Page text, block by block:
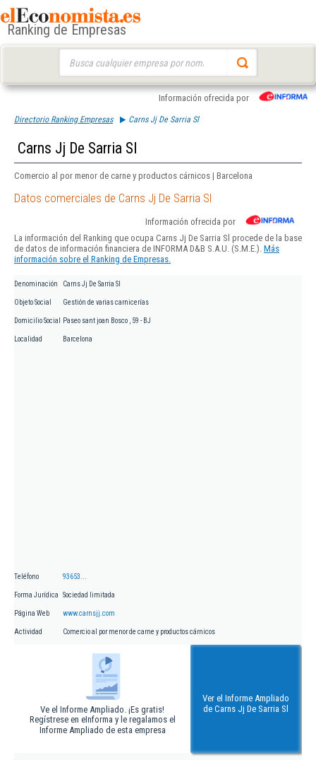
Ranking de Empresas
Información ofrecida por
Directorio Ranking Empresas Carns Jj De Sarria Sl
Carns Jj De Sarria Sl
Comercio al por menor de carne y productos cárnicos | Barcelona
Datos comerciales de Carns Jj De Sarria Sl
Información ofrecida por
La información del Ranking que ocupa Carns Jj De Sarria Sl procede de la base
de datos de información financiera de INFORMA D&B S.A.U. (S.M.E.). Más
información sobre el Ranking de Empresas.
Denominación Carns Jj De Sarria Sl
Objeto Social Gestión de varias carnicerías
Domicilio Social Paseo sant joan Bosco , 59 - BJ
Localidad Barcelona
Teléfono 93653...
Forma Jurídica Sociedad limitada
Página Web www.carnsjj.com
Actividad Comercio al por menor de carne y productos cárnicos
Ve el Informe Ampliado. ¡Es gratis!
Regístrese en eInforma y le regalamos el
Informe Ampliado de esta empresa
Ver el Informe Ampliado
de Carns Jj De Sarria Sl